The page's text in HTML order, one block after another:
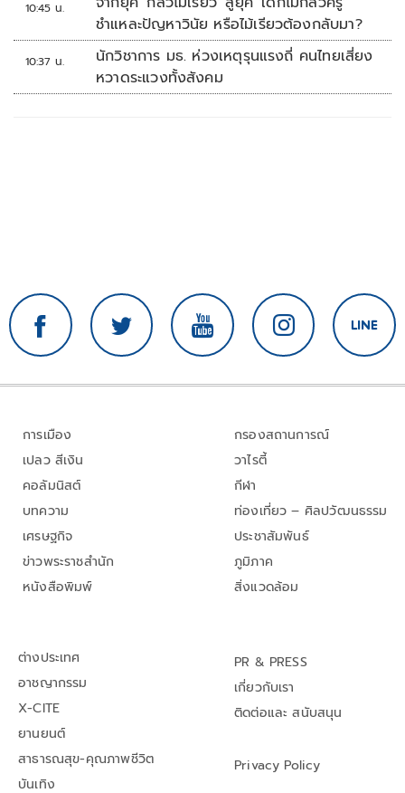
10:45 น.
ชำแหละปัญหาวินัย หรือไม้เรียวต้องกลับมา?
10:37 น.
นักวิชาการ มธ. ห่วงเหตุรุนแรงถี่ คนไทยเสี่ยง
หวาดระแวงทั้งสังคม
การเมือง
เปลว สีเงิน
คอลัมนิสต์
บทความ
เศรษฐกิจ
ข่าวพระราชสำนัก
หนังสือพิมพ์
กรองสถานการณ์
วาไรตี้
กีฬา
ท่องเที่ยว – ศิลปวัฒนธรรม
ประชาสัมพันธ์
ภูมิภาค
สิ่งแวดล้อม
ต่างประเทศ
อาชญากรรม
X-CITE
ยานยนต์
สาธารณสุข-คุณภาพชีวิต
บันเทิง
PR & PRESS
เกี่ยวกับเรา
ติดต่อและ สนับสนุน
Privacy Policy